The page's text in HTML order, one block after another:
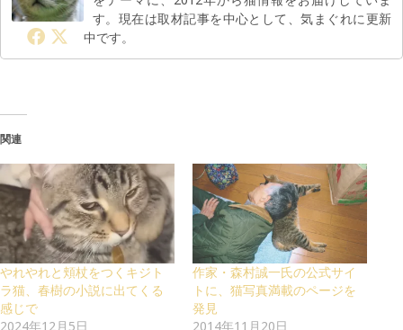
す。現在は取材記事を中心として、気まぐれに更新
中です。
関連
やれやれと頬杖をつくキジト
ラ猫、春樹の小説に出てくる
感じで
2024年12月5日
作家・森村誠一氏の公式サイ
トに、猫写真満載のページを
発見
2014年11月20日